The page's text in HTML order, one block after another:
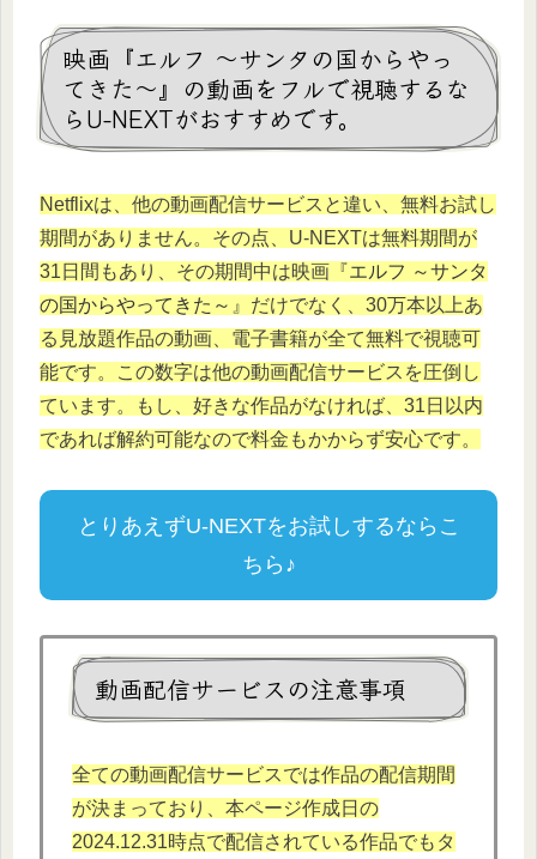
映画『エルフ ～サンタの国からやっ
てきた～』の動画をフルで視聴するな
らU-NEXTがおすすめです。
Netflixは、他の動画配信サービスと違い、無料お試し
期間がありません。その点、U-NEXTは無料期間が
31日間もあり、その期間中は映画『エルフ ～サンタ
の国からやってきた～ 』だけでなく、30万本以上あ
る見放題作品の動画、電子書籍が全て無料で視聴可
能です。この数字は他の動画配信サービスを圧倒し
ています。もし、好きな作品がなければ、31日以内
であれば解約可能なので料金もかからず安心です。
とりあえずU-NEXTをお試しするならこ
ちら♪
動画配信サービスの注意事項
全ての動画配信サービスでは作品の配信期間
が決まっており、本ページ作成日の
2024.12.31時点で配信されている作品でもタ